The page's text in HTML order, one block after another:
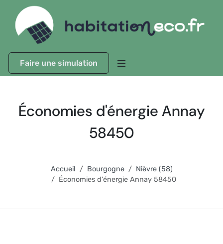
Faire une simulation
Économies d'énergie Annay
58450
Accueil Bourgogne
Nièvre (58)
Économies d'énergie Annay 58450